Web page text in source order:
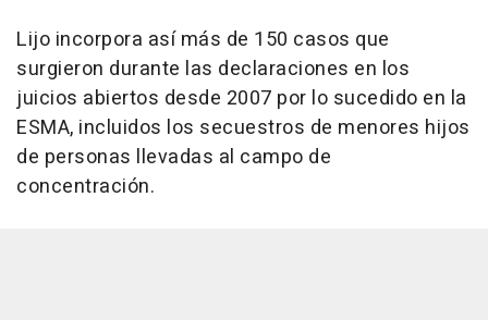
Lijo incorpora así más de 150 casos que
surgieron durante las declaraciones en los
juicios abiertos desde 2007 por lo sucedido en la
ESMA, incluidos los secuestros de menores hijos
de personas llevadas al campo de
concentración.